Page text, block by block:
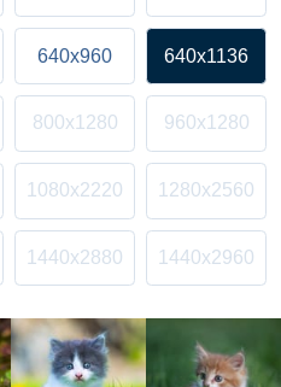
640x960 640x1136
800x1280 960x1280
1080x2220 1280x2560
1440x2880 1440x2960